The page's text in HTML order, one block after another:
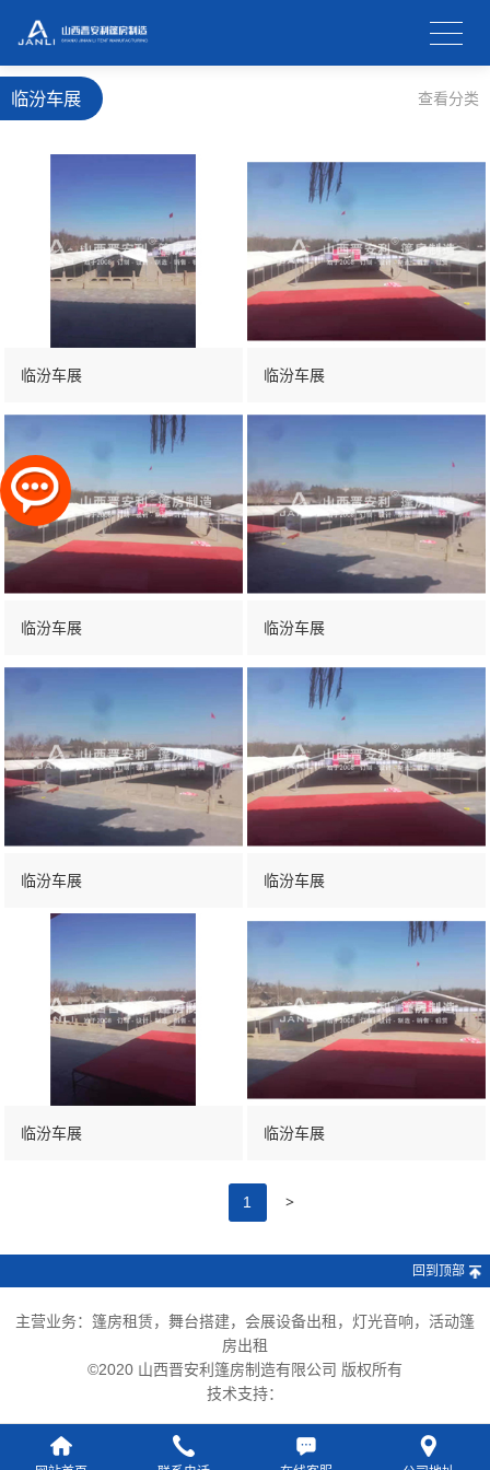
临汾车展 查看分类
临汾车展 临汾车展
临汾车展 临汾车展
临汾车展 临汾车展
临汾车展 临汾车展
1 >
回到顶部
主营业务：篷房租赁，舞台搭建，会展设备出租，灯光音响，活动篷
房出租
©2020 山西晋安利篷房制造有限公司 版权所有
技术支持：